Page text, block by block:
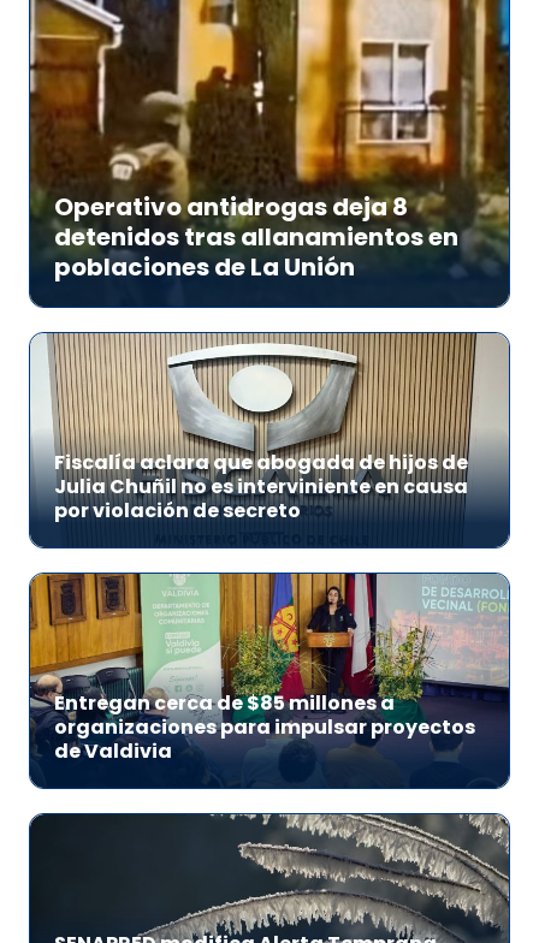
Operativo antidrogas deja 8
detenidos tras allanamientos en
poblaciones de La Unión
Fiscalía aclara que abogada de hijos de
Julia Chuñil no es interviniente en causa
por violación de secreto
Entregan cerca de $85 millones a
organizaciones para impulsar proyectos
de Valdivia